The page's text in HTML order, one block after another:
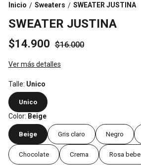
Inicio / Sweaters / SWEATER JUSTINA
SWEATER JUSTINA
$14.900 $16.000
Ver más detalles
Talle: Unico
Unico
Color: Beige
Beige Gris claro Negro
Chocolate Crema Rosa bebe